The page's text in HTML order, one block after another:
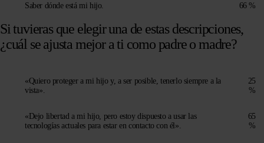
Saber dónde está mi hijo. 66 %
Si tuvieras que elegir una de estas descripciones,
¿cuál se ajusta mejor a ti como padre o madre?
«Quiero proteger a mi hijo y, a ser posible, tenerlo siempre a la
vista».
25
%
«Dejo libertad a mi hijo, pero estoy dispuesto a usar las
tecnologías actuales para estar en contacto con él».
65
%